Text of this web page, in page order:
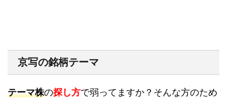
京写の銘柄テーマ
テーマ株の探し方で弱ってますか？そんな方のため